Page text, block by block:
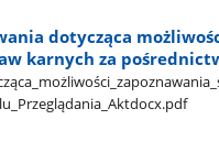
dotycząca
karnych za